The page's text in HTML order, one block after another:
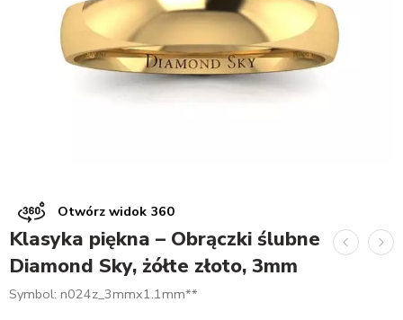
Otwórz widok 360
Klasyka piękna – Obrączki ślubne
Diamond Sky, żółte złoto, 3mm
Symbol: n024z_3mmx1.1mm**